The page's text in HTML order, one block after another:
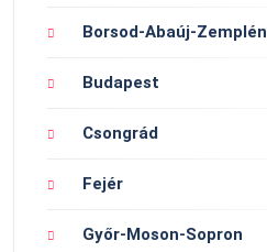
Borsod-Abaúj-Zemplén
Budapest
Csongrád
Fejér
Győr-Moson-Sopron